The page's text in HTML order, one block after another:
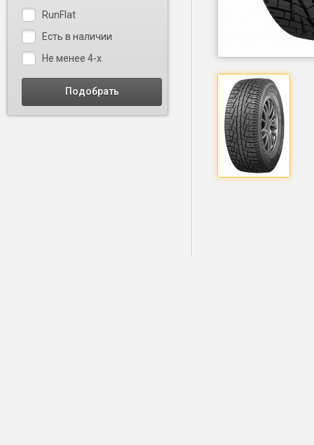
RunFlat
Есть в наличии
Не менее 4-х